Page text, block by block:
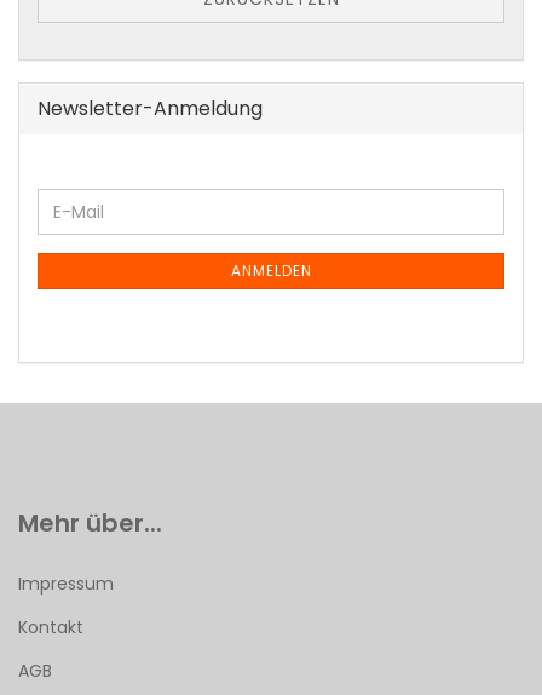
Newsletter-Anmeldung
WEITER
ZUR
NEWSLETTER-
E-
Mail
ANMELDEN
Mehr über...
Impressum
Kontakt
AGB